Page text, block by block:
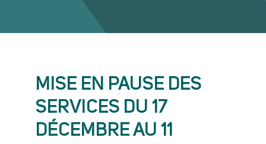
MISE EN PAUSE DES
SERVICES DU 17
DÉCEMBRE AU 11